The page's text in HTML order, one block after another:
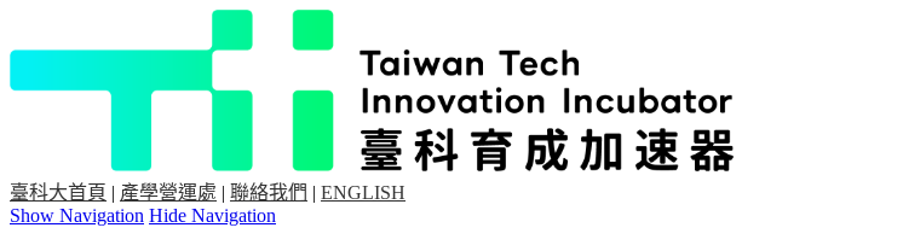
臺科大首頁 | 產學營運處 | 聯絡我們 | ENGLISH
Show Navigation Hide Navigation